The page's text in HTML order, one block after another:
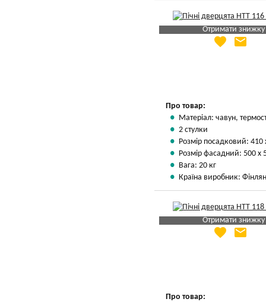
Отримати знижку
Яка Ваша ціна
favorite email
Про товар:
Матеріал: чавун,
2 стулки
Розмір посадковий:
Розмір фасадний: 500 х
Вага: 20 кг
Країна виробник:
Отримати знижку
Яка Ваша ціна
favorite email
Про товар: